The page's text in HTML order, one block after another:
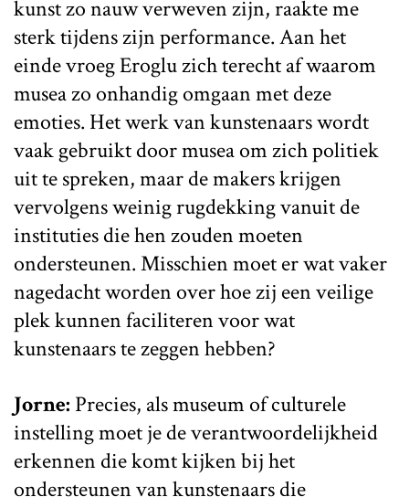
kunst zo nauw verweven zijn, raakte me
sterk tijdens zijn performance. Aan het
einde vroeg Eroglu zich terecht af waarom
musea zo onhandig omgaan met deze
emoties. Het werk van kunstenaars wordt
vaak gebruikt door musea om zich politiek
uit te spreken, maar de makers krijgen
vervolgens weinig rugdekking vanuit de
instituties die hen zouden moeten
ondersteunen. Misschien moet er wat vaker
nagedacht worden over hoe zij een veilige
plek kunnen faciliteren voor wat
kunstenaars te zeggen hebben?
Jorne: Precies, als museum of culturele
instelling moet je de verantwoordelijkheid
erkennen die komt kijken bij het
ondersteunen van kunstenaars die